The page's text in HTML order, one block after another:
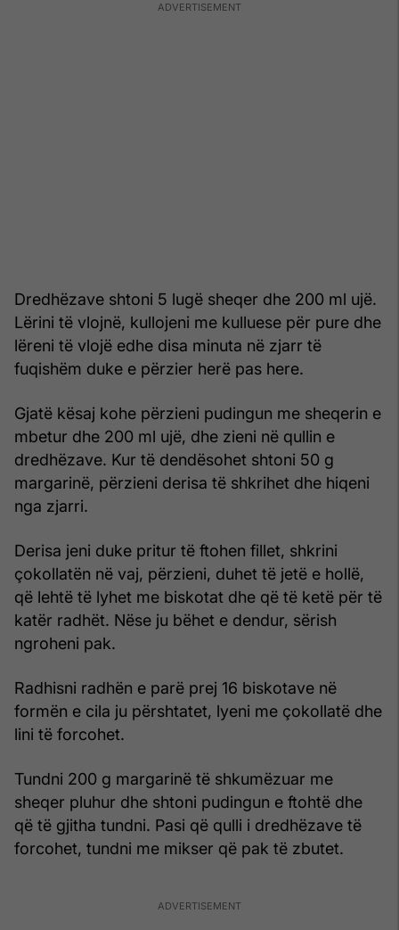
Dredhëzave shtoni 5 lugë sheqer dhe 200 ml ujë.
Lërini të vlojnë, kullojeni me kulluese për pure dhe
lëreni të vlojë edhe disa minuta në zjarr të
fuqishëm duke e përzier herë pas here.
Gjatë kësaj kohe përzieni pudingun me sheqerin e
mbetur dhe 200 ml ujë, dhe zieni në qullin e
dredhëzave. Kur të dendësohet shtoni 50 g
margarinë, përzieni derisa të shkrihet dhe hiqeni
nga zjarri.
Derisa jeni duke pritur të ftohen fillet, shkrini
çokollatën në vaj, përzieni, duhet të jetë e hollë,
që lehtë të lyhet me biskotat dhe që të ketë për të
katër radhët. Nëse ju bëhet e dendur, sërish
ngroheni pak.
Radhisni radhën e parë prej 16 biskotave në
formën e cila ju përshtatet, lyeni me çokollatë dhe
lini të forcohet.
Tundni 200 g margarinë të shkumëzuar me
sheqer pluhur dhe shtoni pudingun e ftohtë dhe
që të gjitha tundni. Pasi që qulli i dredhëzave të
forcohet, tundni me mikser që pak të zbutet.